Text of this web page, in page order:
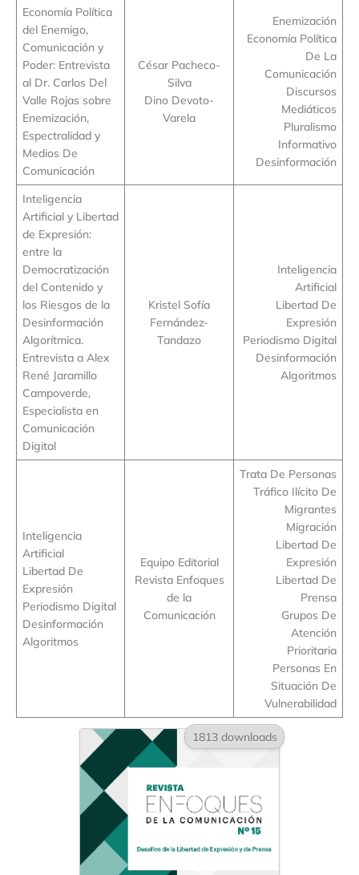
Economía Política
del Enemigo,
Comunicación y
Poder: Entrevista
al Dr. Carlos Del
Valle Rojas sobre
Enemización,
Espectralidad y
Medios De
Comunicación
César Pacheco-
Silva
Dino Devoto-
Varela
Enemización
Economía Política
De La
Comunicación
Discursos
Mediáticos
Pluralismo
Informativo
Desinformación
Inteligencia
Artificial y Libertad
de Expresión:
entre la
Democratización
del Contenido y
los Riesgos de la
Desinformación
Algorítmica.
Entrevista a Alex
René Jaramillo
Campoverde,
Especialista en
Comunicación
Digital
Kristel Sofía
Fernández-
Tandazo
Inteligencia
Artificial
Libertad De
Expresión
Periodismo Digital
Desinformación
Algoritmos
Inteligencia
Artificial
Libertad De
Expresión
Periodismo Digital
Desinformación
Algoritmos
Equipo Editorial
Revista Enfoques
de la
Comunicación
Trata De Personas
Tráfico Ilícito De
Migrantes
Migración
Libertad De
Expresión
Libertad De
Prensa
Grupos De
Atención
Prioritaria
Personas En
Situación De
Vulnerabilidad
1813 downloads